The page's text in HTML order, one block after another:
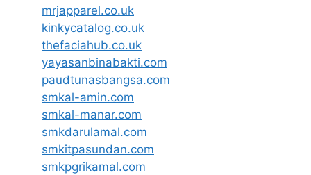
mrjapparel.co.uk
kinkycatalog.co.uk
thefaciahub.co.uk
yayasanbinabakti.com
paudtunasbangsa.com
smkal-amin.com
smkal-manar.com
smkdarulamal.com
smkitpasundan.com
smkpgrikamal.com